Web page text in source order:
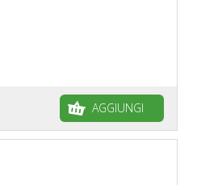
AGGIUNGI